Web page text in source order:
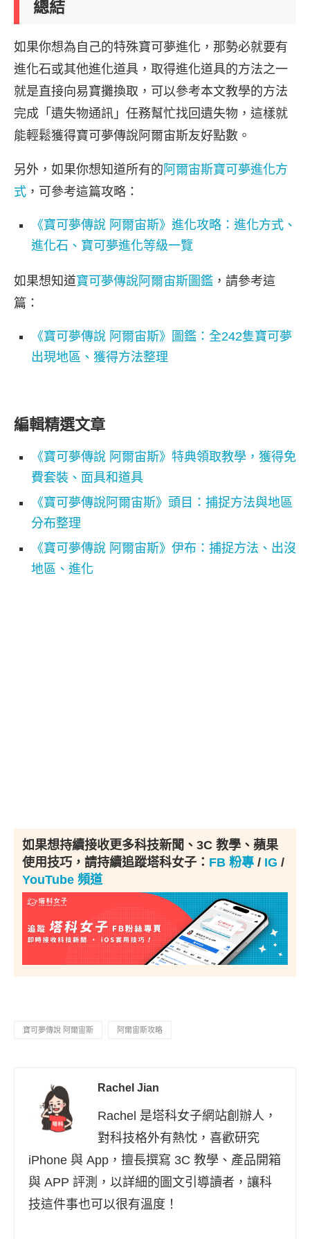
總結
如果你想為自己的特殊寶可夢進化，那勢必就要有
進化石或其他進化道具，取得進化道具的方法之一
就是直接向易寶攤換取，可以參考本文教學的方法
完成「遺失物通訊」任務幫忙找回遺失物，這樣就
能輕鬆獲得寶可夢傳說阿爾宙斯友好點數。
另外，如果你想知道所有的 阿爾宙斯寶可夢進化方
式 ，可參考這篇攻略：
《寶可夢傳說 阿爾宙斯》進化攻略：進化方式、
進化石、寶可夢進化等級一覽
如果想知道寶可夢傳說阿爾宙斯圖鑑 ，請參考這
篇：
《寶可夢傳說 阿爾宙斯》圖鑑：全242隻寶可夢
出現地區、獲得方法整理
編輯精選文章
《寶可夢傳說 阿爾宙斯》特典領取教學，獲得免
費套裝、面具和道具
《寶可夢傳說阿爾宙斯》頭目：捕捉方法與地區
分布整理
《寶可夢傳說 阿爾宙斯》伊布：捕捉方法、出沒
地區、進化
如果想持續接收更多科技新聞、3C 教學、蘋果
使用技巧，請持續追蹤塔科女子： FB 粉專 / IG /
YouTube 頻道
寶可夢傳說 阿爾宙斯 阿爾宙斯攻略
Rachel Jian
Rachel 是塔科女子網站創辦人，
對科技格外有熱忱，喜歡研究
iPhone 與 App，擅長撰寫 3C 教學、產品開箱
與 APP 評測，以詳細的圖文引導讀者，讓科
技這件事也可以很有溫度！